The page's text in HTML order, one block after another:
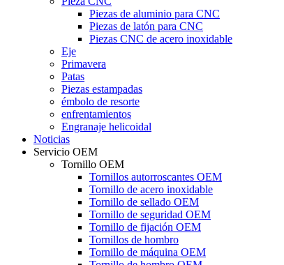
Piezas de aluminio para CNC
Piezas de latón para CNC
Piezas CNC de acero inoxidable
Eje
Primavera
Patas
Piezas estampadas
émbolo de resorte
enfrentamientos
Engranaje helicoidal
Noticias
Servicio OEM
Tornillo OEM
Tornillos autorroscantes OEM
Tornillo de acero inoxidable
Tornillo de sellado OEM
Tornillo de seguridad OEM
Tornillo de fijación OEM
Tornillos de hombro
Tornillo de máquina OEM